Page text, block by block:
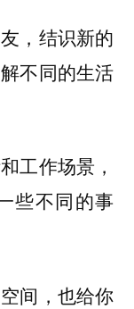
，结识新的
不同的生活
工作场景，
些不同的事
间，也给你